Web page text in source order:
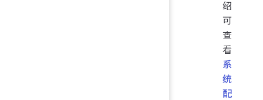
绍
可
查
看
系
统
配